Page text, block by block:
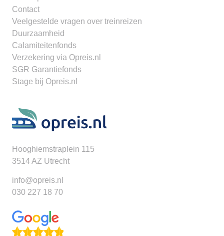
Contact
Veelgestelde vragen over treinreizen
Duurzaamheid
Calamiteitenfonds
Verzekering via Opreis.nl
SGR Garantiefonds
Stage bij Opreis.nl
Hooghiemstraplein 115
3514 AZ Utrecht
info@opreis.nl
030 227 18 70